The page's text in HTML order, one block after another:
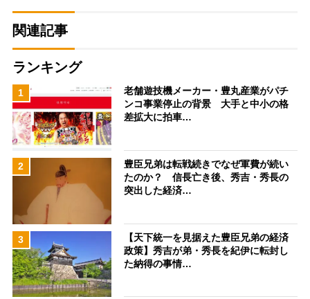
関連記事
ランキング
1
老舗遊技機メーカー・豊丸産業がパチ
ンコ事業停止の背景 大手と中小の格
差拡大に拍車…
2
豊臣兄弟は転戦続きでなぜ軍費が続い
たのか？ 信長亡き後、秀吉・秀長の
突出した経済…
3
【天下統一を見据えた豊臣兄弟の経済
政策】秀吉が弟・秀長を紀伊に転封し
た納得の事情…